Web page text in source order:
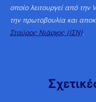
οποίο λειτουργεί από την
την πρωτοβουλία και
Σταύρος Νιάρχος (ΙΣΝ).